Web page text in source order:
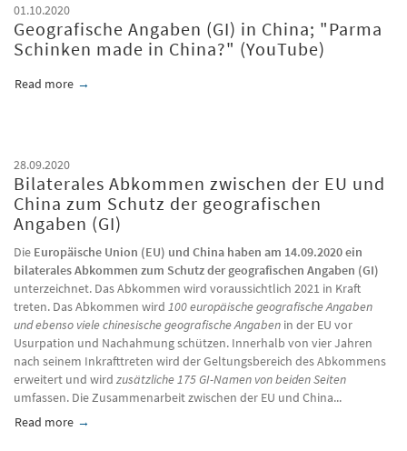
01.10.2020
Geografische Angaben (GI) in China; "Parma
Schinken made in China?" (YouTube)
Read more about Geografische Angaben (GI) in China; &quot;Parma
28.09.2020
Bilaterales Abkommen zwischen der EU und
China zum Schutz der geografischen
Angaben (GI)
Die Europäische Union (EU) und China haben am 14.09.2020 ein
bilaterales Abkommen zum Schutz der geografischen Angaben (GI)
unterzeichnet. Das Abkommen wird voraussichtlich 2021 in Kraft
treten. Das Abkommen wird 100 europäische geografische Angaben
und ebenso viele chinesische geografische Angaben in der EU vor
Usurpation und Nachahmung schützen. Innerhalb von vier Jahren
nach seinem Inkrafttreten wird der Geltungsbereich des Abkommens
erweitert und wird zusätzliche 175 GI-Namen von beiden Seiten
umfassen. Die Zusammenarbeit zwischen der EU und China...
Read more about Bilaterales Abkommen zwischen der EU und China